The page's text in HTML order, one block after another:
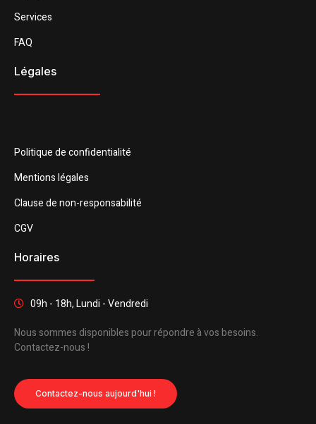
Services
FAQ
Légales
Politique de confidentialité
Mentions légales
Clause de non-responsabilité
CGV
Horaires
09h - 18h, Lundi - Vendredi
Nous sommes disponibles pour répondre à vos besoins.
Contactez-nous !
Contactez-nous aujourd'hui !